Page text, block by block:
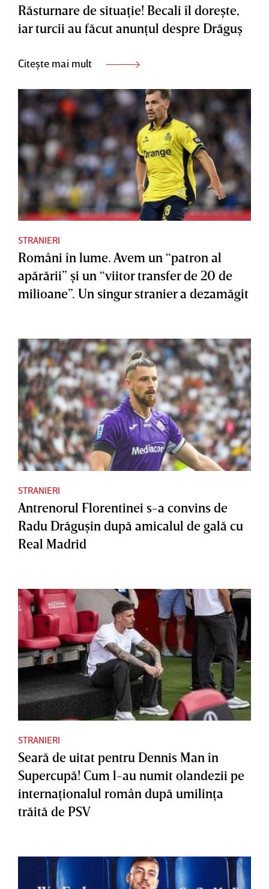
Răsturnare de situaţie! Becali îl doreşte,
iar turcii au făcut anunţul despre Drăguş
Citește mai mult
STRANIERI
Români în lume. Avem un “patron al
apărării” şi un “viitor transfer de 20 de
milioane”. Un singur stranier a dezamăgit
STRANIERI
Antrenorul Florentinei s-a convins de
Radu Drăguşin după amicalul de gală cu
Real Madrid
STRANIERI
Seară de uitat pentru Dennis Man în
Supercupă! Cum l-au numit olandezii pe
internaţionalul român după umilinţa
trăită de PSV